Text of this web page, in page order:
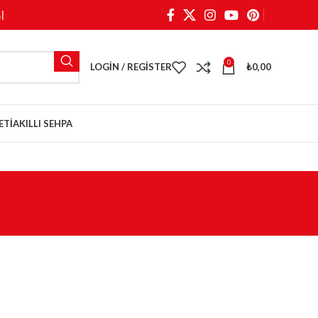
LOGIN / REGISTER 0 ₺0,00
AKILLI SEHPA